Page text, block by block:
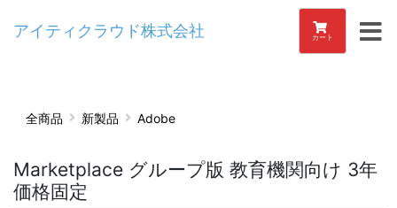
アイティクラウド株式会社 カート
全商品 新製品 Adobe
Marketplace グループ版 教育機関向け 3年
価格固定